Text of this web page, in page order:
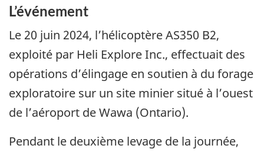
L’événement
Le 20 juin 2024, l’hélicoptère AS350 B2,
exploité par Heli Explore Inc., effectuait des
opérations d’élingage en soutien à du forage
exploratoire sur un site minier situé à l’ouest
de l’aéroport de Wawa (Ontario).
Pendant le deuxième levage de la journée,